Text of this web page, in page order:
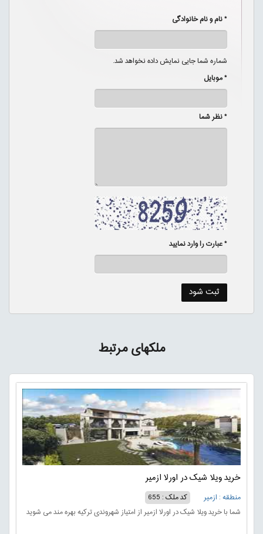
* نام و نام خانوادگی
شماره شما جایی نمایش داده نخواهد شد.
* موبایل
* نظر شما
* عبارت را وارد نمایید
ملکهای مرتبط
خرید ویلا شیک در اورلا ازمیر
منطقه : ازمیر
کد ملک : 655
شما با خرید ویلا شیک در اورلا ازمیر از امتیاز شهروندی ترکیه بهره مند می شوید